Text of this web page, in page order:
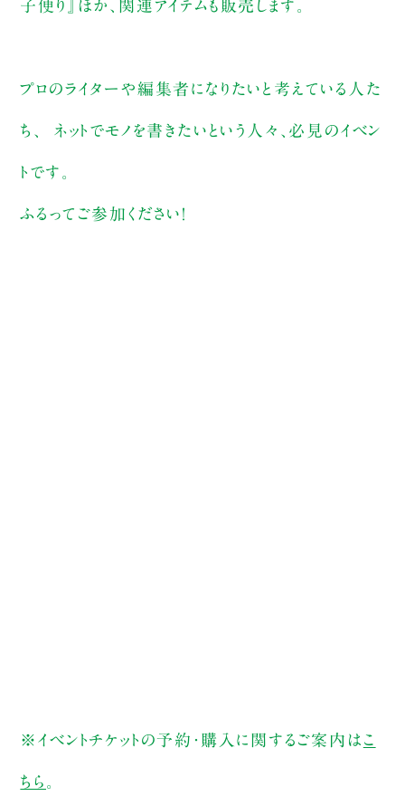
子便り』ほか、関連アイテムも販売します。
プロのライターや編集者になりたいと考えている人た
ち、 ネットでモノを書きたいという人々、必見のイベン
トです。
ふるってご参加ください！
※イベントチケットの予約・購入に関するご案内は こ
ちら